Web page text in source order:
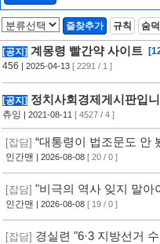
는 것…韓정부에 엄
Zoom In] [2]
즐찾추가 규칙 숨
[공지] 계몽령 빨간약 사이트
456 | 2025-04-13 [ 2291 / 1 ]
[공지] 정치사회경제게시판입
츄잉 | 2021-08-11 [ 4527 / 4 ]
[잡담] “대통령이 법조문도 안
심화
인간맨 | 2026-08-08 [ 20 / 0 ]
[잡담] "비극의 역사 잊지 말
행사
인간맨 | 2026-08-08 [ 19 / 0 ]
[잡담] 경실련 "6·3 지방선거